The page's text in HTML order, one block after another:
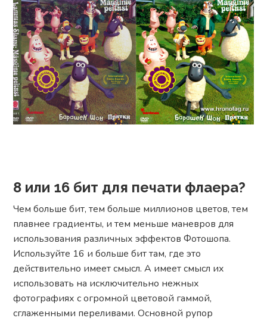
8 или 16 бит для печати флаера?
Чем больше бит, тем больше миллионов цветов, тем
плавнее градиенты, и тем меньше маневров для
использования различных эффектов Фотошопа.
Используйте 16 и больше бит там, где это
действительно имеет смысл. А имеет смысл их
использовать на исключительно нежных
фотографиях с огромной цветовой гаммой,
сглаженными переливами. Основной рупор